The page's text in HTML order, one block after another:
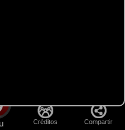
Créditos Compartir
No te pierdas
inolvidables.
de privacidad
Aviso Legal
Contacto